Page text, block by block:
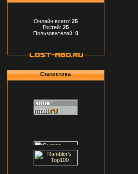
Онлайн всего: 25
Гостей: 25
Пользователей: 0
Статистика